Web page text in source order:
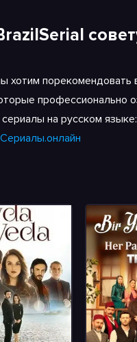
хотим порекомендовать
профессионально
на русском языке: